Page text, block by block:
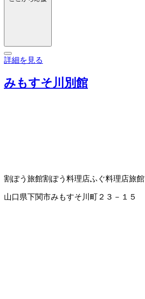
詳細を見る
みもすそ川別館
割ぽう旅館割ぽう料理店ふぐ料理店旅館
山口県下関市みもすそ川町２３－１５